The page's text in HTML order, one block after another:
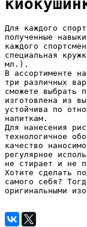
Для каждого
полученные
каждого
специальная
мл.).
В ассортименте
три различных
сможете выбрать
изготовлена из
устойчива по
напиткам.
Для нанесения
технологичное
качество
регулярное
не стирает и не
Хотите сделать
самого себя?
оригинальными